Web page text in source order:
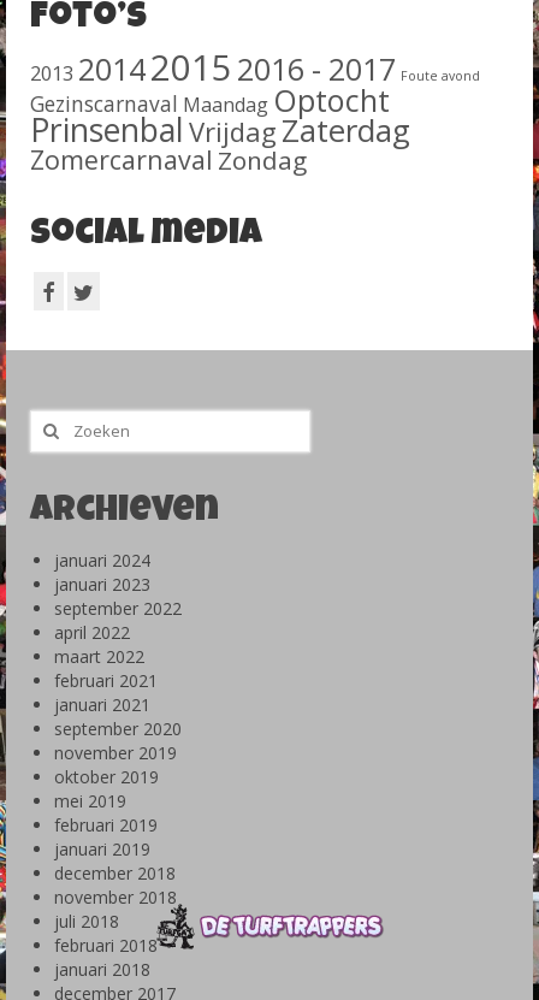
Foto’s
2013 20142015 2016 - 2017 Foute avond
Gezinscarnaval Maandag Optocht
Prinsenbal Vrijdag Zaterdag
Zomercarnaval Zondag
Social media
Zoeken
naar:
Archieven
januari 2024
januari 2023
september 2022
april 2022
maart 2022
februari 2021
januari 2021
september 2020
november 2019
oktober 2019
mei 2019
februari 2019
januari 2019
december 2018
november 2018
juli 2018
februari 2018
januari 2018
december 2017